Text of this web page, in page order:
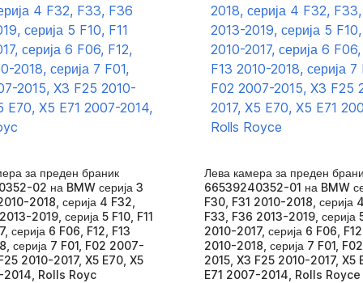
за преден браник
02 на BMW серија 3
2018, серија 4 F32,
2019, серија 5 F10, F11
серија 6 F06, F12, F13
серија 7 F01, F02 2007-
2010-2017, X5 E70, X5
2014, Rolls Royc
Лева камера за преден
66539240352-01 на BMW
F30, F31 2010-2018, серија
F33, F36 2013-2019, серија
2010-2017, серија 6 F06,
2010-2018, серија 7 F01,
2015, X3 F25 2010-2017, X5
E71 2007-2014, Rolls Royce